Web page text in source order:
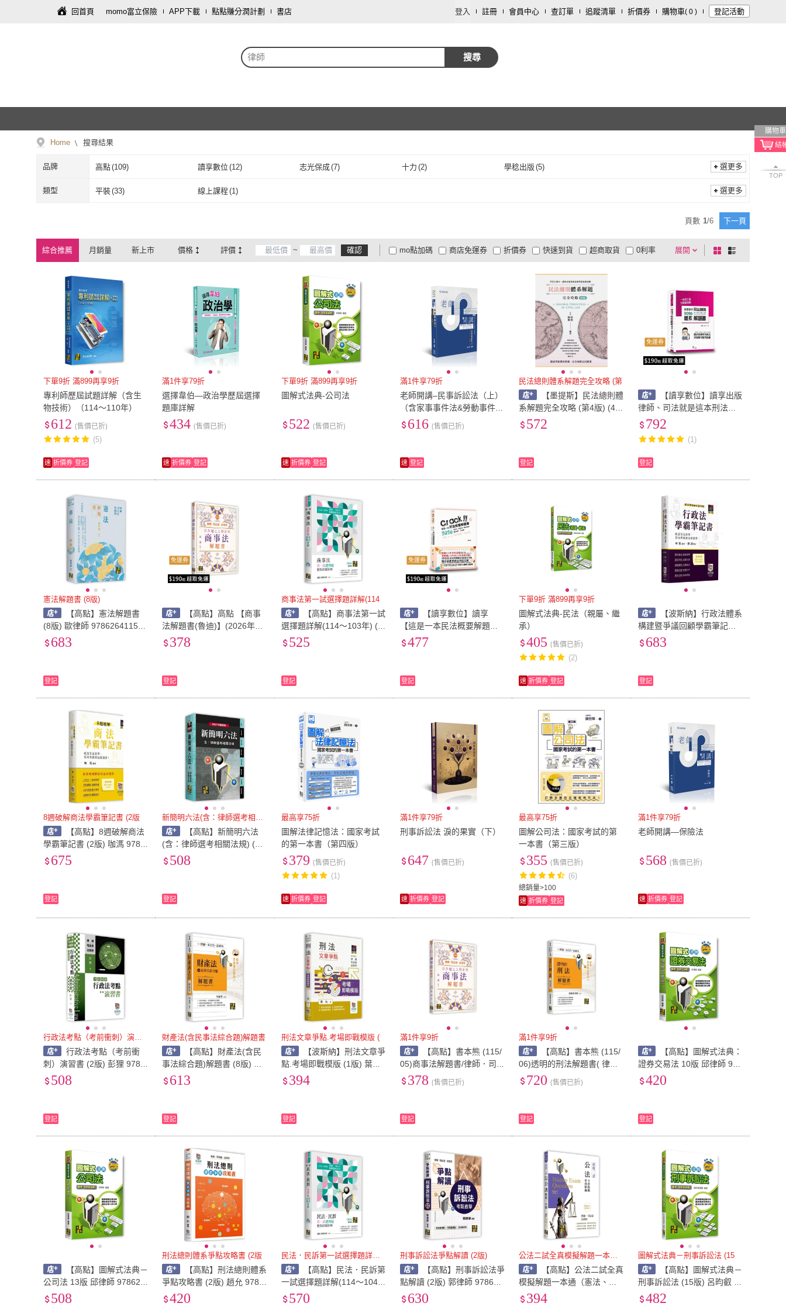
回首頁 momo富立保險 APP下載 點點賺分潤計劃 書店 登入 註冊 會員中心 查訂單 追蹤清單 折價券 購物車( 0 ) 登記活動
律師 搜尋
購物車
TOP
Home 搜尋結果
品牌 高點(109) 讀享數位 (12) 志光保成(7) 十力 (2) 學稔出版 (5)
高點( 讀享數位
選更多
類型 平裝(33) 線上課程 (1) 選更多
頁數 1/6 下一頁
綜合推薦 月銷量 新上市 價格 評價 ~ 確認 展開
折價券
有影片
商品有量 電視購物
mo點加碼 快速到貨 超商取貨
大家電安心配
大家電快配
商店免運券 0利率
貨到付款 超商付款
5
及以上 3 1 及以上
棋
盤
列
下單9折 滿899再享9折
專利師歷屆試題詳解（含生
物技術）（114〜110年）
612 (售價已折)
(5)
速 折價券 登記
滿1件享79折
選擇韋伯—政治學歷屆選擇
題庫詳解
434 (售價已折)
速 折價券 登記
下單9折 滿899再享9折
圖解式法典-公司法
522 (售價已折)
速 折價券 登記
滿1件享79折
老師開講–民事訴訟法（上）
（含家事事件法&勞動事件
法）
616 (售價已折)
速 登記
民法總則體系解題完全攻略 (第
【墨提斯】民法總則體
系解題完全攻略 (第4版) (4
版) 程穎/陳楓 97862679300
572
登記
免運券
【讀享數位】讀享出版
律師、司法就是這本刑法總
則體系＋解題書(周易、法夫
3)
792
(1)
登記
憲法解題書 (8版)
【高點】憲法解題書
(8版) 歐律師 978626411574
2 683
登記
免運券
【高點】高點 【商事
法解題書(魯迪)】(2026年5
月)(L940501)
378
登記
商事法第一試選擇題詳解(114
【高點】商事法第一試
選擇題詳解(114～103年) (7
版) 高點王牌師資群 978626
525
登記
免運券
【讀享數位】讀享
【這是一本民法概要解題書
(凌云)】(2026年6月4版)(TC
477
登記
下單9折 滿899再享9折
圖解式法典-民法（親屬、繼
承）
405 (售價已折)
(2)
速 折價券 登記
【波斯納】行政法體系
構建暨爭議回顧學霸筆記書
4版 柯龍編著 / 羅波增訂 978
683
登記
8週破解商法學霸筆記書 (2版
【高點】8週破解商法
學霸筆記書 (2版) 咖溤 9786
267570197
675
登記
新簡明六法(含：律師選考相關法
【高點】新簡明六法
(含：律師選考相關法規) (58
版) 高點法商編委會 978626
508
登記
最高享75折
圖解法律記憶法：國家考試
的第一本書（第四版）
379 (售價已折)
(1)
速 折價券 登記
滿1件享79折
刑事訴訟法 淚的果實（下）
647 (售價已折)
速 折價券 登記
最高享75折
圖解公司法：國家考試的第
一本書（第三版）
總銷量>100
355 (售價已折)
(6)
速 折價券 登記
滿1件享79折
老師開講—保險法
568 (售價已折)
速 折價券 登記
行政法考點（考前衝刺）演習書
行政法考點（考前衝
刺）演習書 (2版) 彭狸 9786
267570562
508
登記
財產法(含民事法綜合題)解題書
【高點】財產法(含民
事法綜合題)解題書 (8版) 李
淑明 9786264115582
613
登記
刑法文章爭點.考場即戰模版 (
【波斯納】刑法文章爭
點.考場即戰模版 (1版) 葉允
9786267570609
394
登記
滿1件享9折
【高點】書本熊 (115/
05)商事法解題書/律師．司法
官．法研所 ：97862641155
378 (售價已折)
登記
滿1件享9折
【高點】書本熊 (115/
06)透明的刑法解題書( 律
師．司法官)/張鏡榮律師：97
86264115629
720 (售價已折)
登記
【高點】圖解式法典：
證券交易法 10版 邱律師 978
6264115469
420
登記
【高點】圖解式法典－
公司法 13版 邱律師 978626
4115308
508
刑法總則體系爭點攻略書 (2版
【高點】刑法總則體系
爭點攻略書 (2版) 趙允 9786
267570180
420
民法．民訴第一試選擇題詳解(1
【高點】民法．民訴第
一試選擇題詳解(114～104
年) (8版) 高點王牌師資群 97
570
刑事訴訟法爭點解讀 (2版)
【高點】刑事訴訟法爭
點解讀 (2版) 郭律師 978626
4114363
630
公法二試全真模擬解題一本通（憲
【高點】公法二試全真
模擬解題一本通（憲法、行
政法） (2版) 飛律師．芊律
394
圖解式法典－刑事訴訟法 (15
【高點】圖解式法典－
刑事訴訟法 (15版) 呂昀叡 9
786264112901
482